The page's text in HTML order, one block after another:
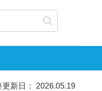
更新日： 2026.05.19